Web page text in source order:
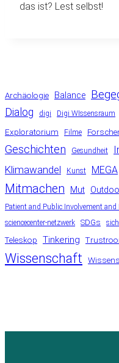
das ist? Lest selbst!
Archäologie Balance
Dialog
digi Digi WIssensraum
Exploratorium Filme
Geschichten Gesundheit
Klimawandel Kunst MEGA
Mitmachen Mut
Patient and Public Involvement and
sciencecenter-netzwerk SDGs
Teleskop Tinkering
Wissenschaft